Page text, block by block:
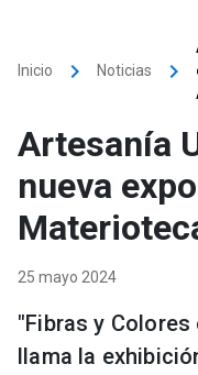
Inicio keyboard_arrow_right Noticias keyboard_arrow_right
Artesanía
nueva
25 mayo 2024
"Fibras y
llama la